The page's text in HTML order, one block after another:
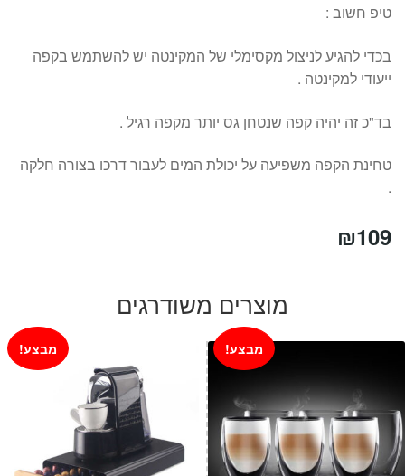
טיפ חשוב :
בכדי להגיע לניצול מקסימלי של המקינטה יש להשתמש בקפה
ייעודי למקינטה .
בד"כ זה יהיה קפה שנטחן גס יותר מקפה רגיל .
טחינת הקפה משפיעה על יכולת המים לעבור דרכו בצורה חלקה
.
₪109
מוצרים משודרגים
מבצע! מבצע!